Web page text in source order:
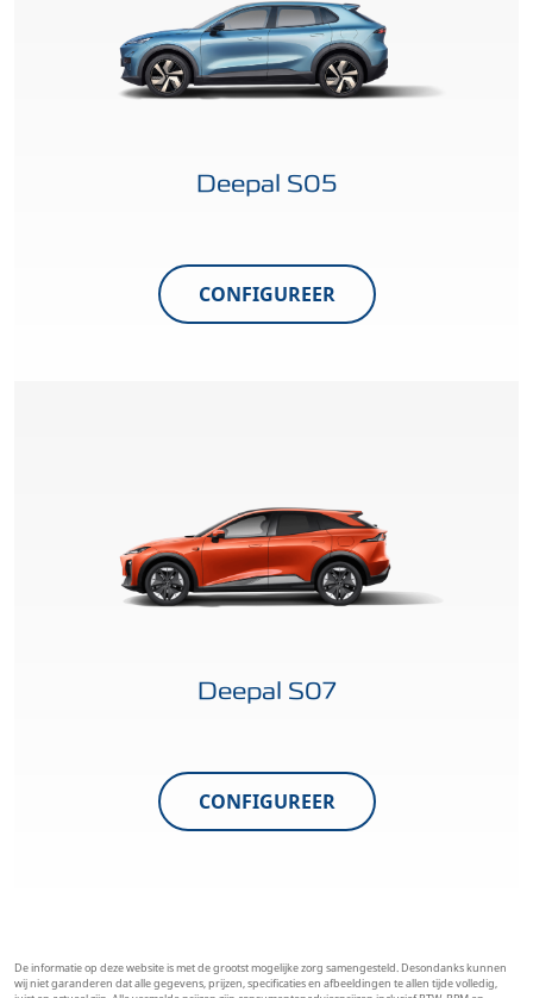
Deepal S05
CONFIGUREER
Deepal S07
CONFIGUREER
De informatie op deze website is met de grootst mogelijke zorg samengesteld. Desondanks kunnen
wij niet garanderen dat alle gegevens, prijzen, specificaties en afbeeldingen te allen tijde volledig,